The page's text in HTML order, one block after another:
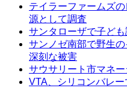
テイラーファームズ
源として調査
サンタローザで子ど
サンノゼ南部で野生
深刻な被害
サウサリート市マネ
VTA、シリコンバレ